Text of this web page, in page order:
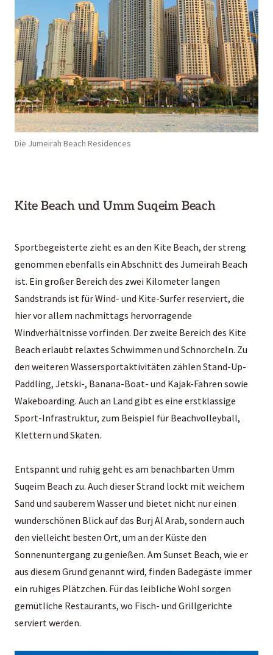
Die Jumeirah Beach Residences
Kite Beach und Umm Suqeim Beach
Sportbegeisterte zieht es an den Kite Beach, der streng
genommen ebenfalls ein Abschnitt des Jumeirah Beach
ist. Ein großer Bereich des zwei Kilometer langen
Sandstrands ist für Wind- und Kite-Surfer reserviert, die
hier vor allem nachmittags hervorragende
Windverhältnisse vorfinden. Der zweite Bereich des Kite
Beach erlaubt relaxtes Schwimmen und Schnorcheln. Zu
den weiteren Wassersportaktivitäten zählen Stand-Up-
Paddling, Jetski-, Banana-Boat- und Kajak-Fahren sowie
Wakeboarding. Auch an Land gibt es eine erstklassige
Sport-Infrastruktur, zum Beispiel für Beachvolleyball,
Klettern und Skaten.
Entspannt und ruhig geht es am benachbarten Umm
Suqeim Beach zu. Auch dieser Strand lockt mit weichem
Sand und sauberem Wasser und bietet nicht nur einen
wunderschönen Blick auf das Burj Al Arab, sondern auch
den vielleicht besten Ort, um an der Küste den
Sonnenuntergang zu genießen. Am Sunset Beach, wie er
aus diesem Grund genannt wird, finden Badegäste immer
ein ruhiges Plätzchen. Für das leibliche Wohl sorgen
gemütliche Restaurants, wo Fisch- und Grillgerichte
serviert werden.